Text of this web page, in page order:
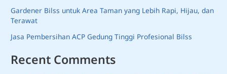
Gardener Bilss untuk Area Taman yang Lebih Rapi, Hijau, dan
Terawat
Jasa Pembersihan ACP Gedung Tinggi Profesional Bilss
Recent Comments